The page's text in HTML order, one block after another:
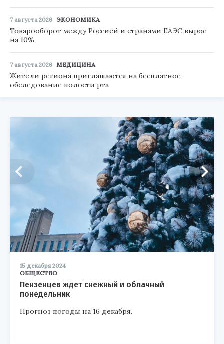
7 августа 2026 ЭКОНОМИКА
Товарооборот между Россией и странами ЕАЭС вырос
на 10%
7 августа 2026 МЕДИЦИНА
Жители региона приглашаются на бесплатное
обследование полости рта
15 декабря 2024
ОБЩЕСТВО
Пензенцев ждет снежный и облачный
понедельник
Прогноз погоды на 16 декабря.